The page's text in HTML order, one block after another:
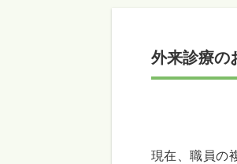
外来診療
現在、職員の